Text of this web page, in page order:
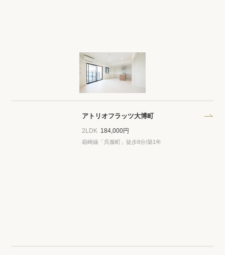
アトリオフラッツ大博町
2LDK 184,000円
箱崎線「呉服町」徒歩8分/築1年